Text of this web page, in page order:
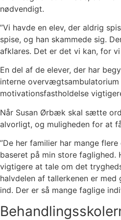
nødvendigt.
”Vi havde en elev, der aldrig
spise, og han skammede sig.
afklares. Det er det vi kan, for
En del af de elever, der har
interne
motivationsfastholdelse
Når Susan Ørbæk skal sætte
alvorligt, og muligheden for at
”De her familier har mange
baseret på min store
vigtigere at tale om det
halvdelen af tallerkenen er
ind. Der er så mange faglige